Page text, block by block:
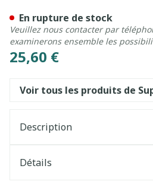
25,60 €
En rupture de stock
Veuillez nous contacter par
examinerons ensemble les
Voir tous les produits de
Description
Détails